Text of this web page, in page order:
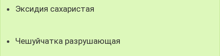
Эксидия сахаристая
Чешуйчатка разрушающая